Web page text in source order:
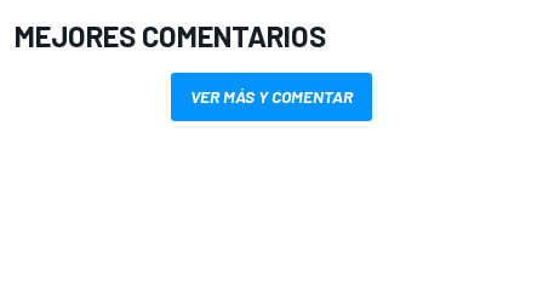
MEJORES COMENTARIOS
VER MÁS Y COMENTAR